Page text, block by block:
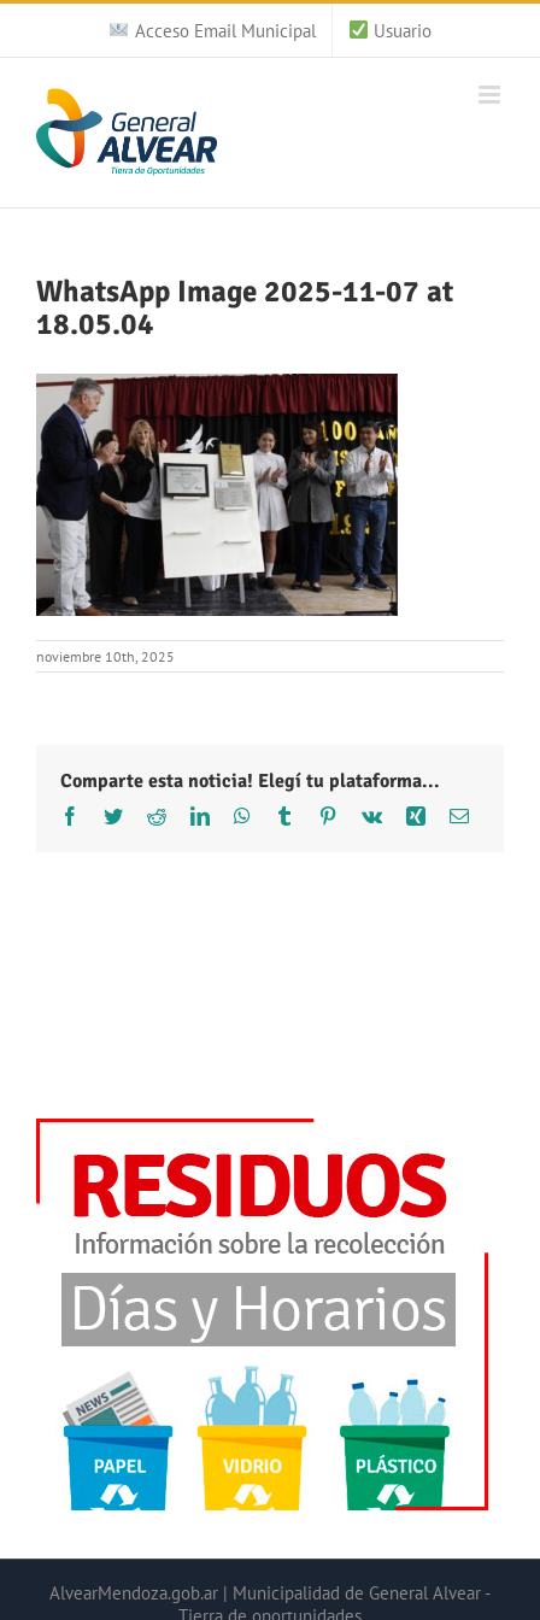
Saltar
contenido
Acceso Email Municipal Usuario
WhatsApp Image 2025-11-07 at
18.05.04
noviembre 10th, 2025
Comparte esta noticia! Elegí tu plataforma...
Facebook
TwitterRedditLinkedInWhatsApp
Tumblr Pinterest
Vk Xing Correo
AlvearMendoza.gob.ar | Municipalidad de General Alvear -